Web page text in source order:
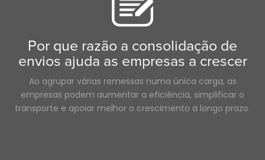
Por que razão a consolidação de
envios ajuda as empresas a crescer
Ao agrupar várias remessas numa única carga, as
empresas podem aumentar a eficiência, simplificar o
transporte e apoiar melhor o crescimento a longo prazo.